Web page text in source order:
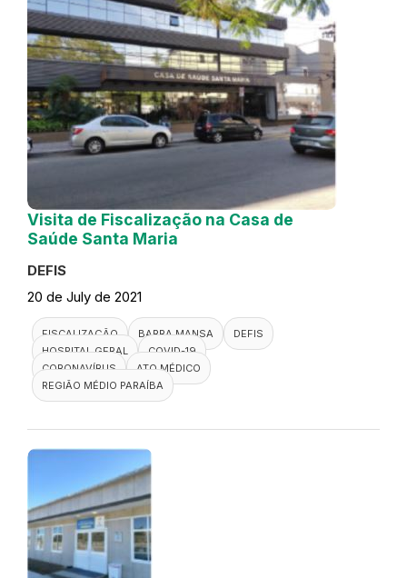
Visita de Fiscalização na Casa de
Saúde Santa Maria
DEFIS
20 de July de 2021
FISCALIZAÇÃO BARRA MANSA
DEFIS
HOSPITAL GERAL
COVID-19
CORONAVÍRUS
ATO MÉDICO
REGIÃO MÉDIO PARAÍBA